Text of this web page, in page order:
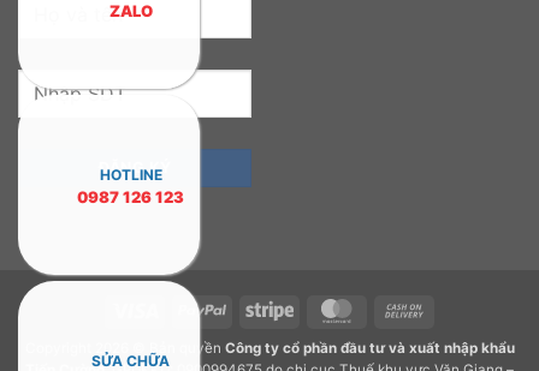
PayPal Stripe MasterCard
Delivery
Copyright 2026 © Bản quyền Công ty cổ phần đầu tư và xuất nhập khẩu
ZALO
HOTLINE
0987 126 123
SỬA CHỮA